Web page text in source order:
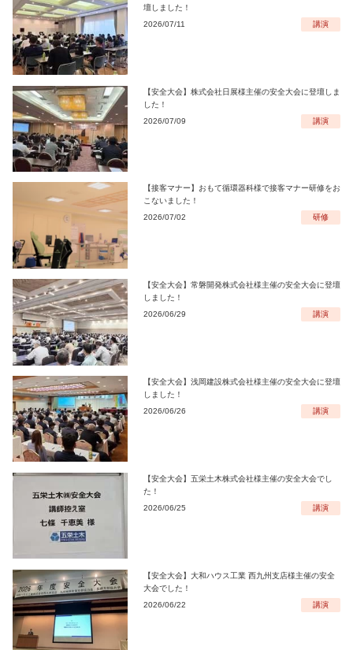
壇しました！
2026/07/11
講演
【安全大会】株式会社日展様主催の安全大会に登壇しま
した！
2026/07/09
講演
【接客マナー】おもて循環器科様で接客マナー研修をお
こないました！
2026/07/02
研修
【安全大会】常磐開発株式会社様主催の安全大会に登壇
しました！
2026/06/29
講演
【安全大会】浅岡建設株式会社様主催の安全大会に登壇
しました！
2026/06/26
講演
【安全大会】五栄土木株式会社様主催の安全大会でし
た！
2026/06/25
講演
【安全大会】大和ハウス工業 西九州支店様主催の安全
大会でした！
2026/06/22
講演